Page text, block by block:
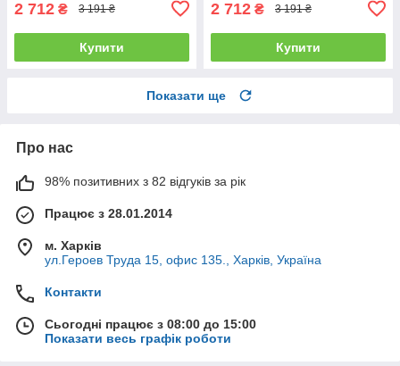
2 712 ₴ 3 191 ₴
Купити
2 712 ₴ 3 191 ₴
Купити
Показати ще
Про нас
98% позитивних з 82 відгуків за рік
Працює з 28.01.2014
м. Харків
ул.Героев Труда 15, офис 135., Харків, Україна
Контакти
Сьогодні працює з 08:00 до 15:00
Показати весь графік роботи